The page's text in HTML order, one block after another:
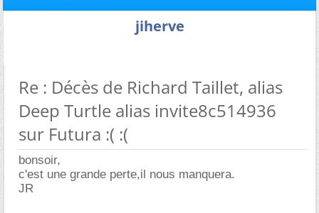
jiherve
Re : Décès de Richard Taillet, alias
Deep Turtle alias invite8c514936
sur Futura :( :(
bonsoir,
c'est une grande perte,il nous manquera.
JR